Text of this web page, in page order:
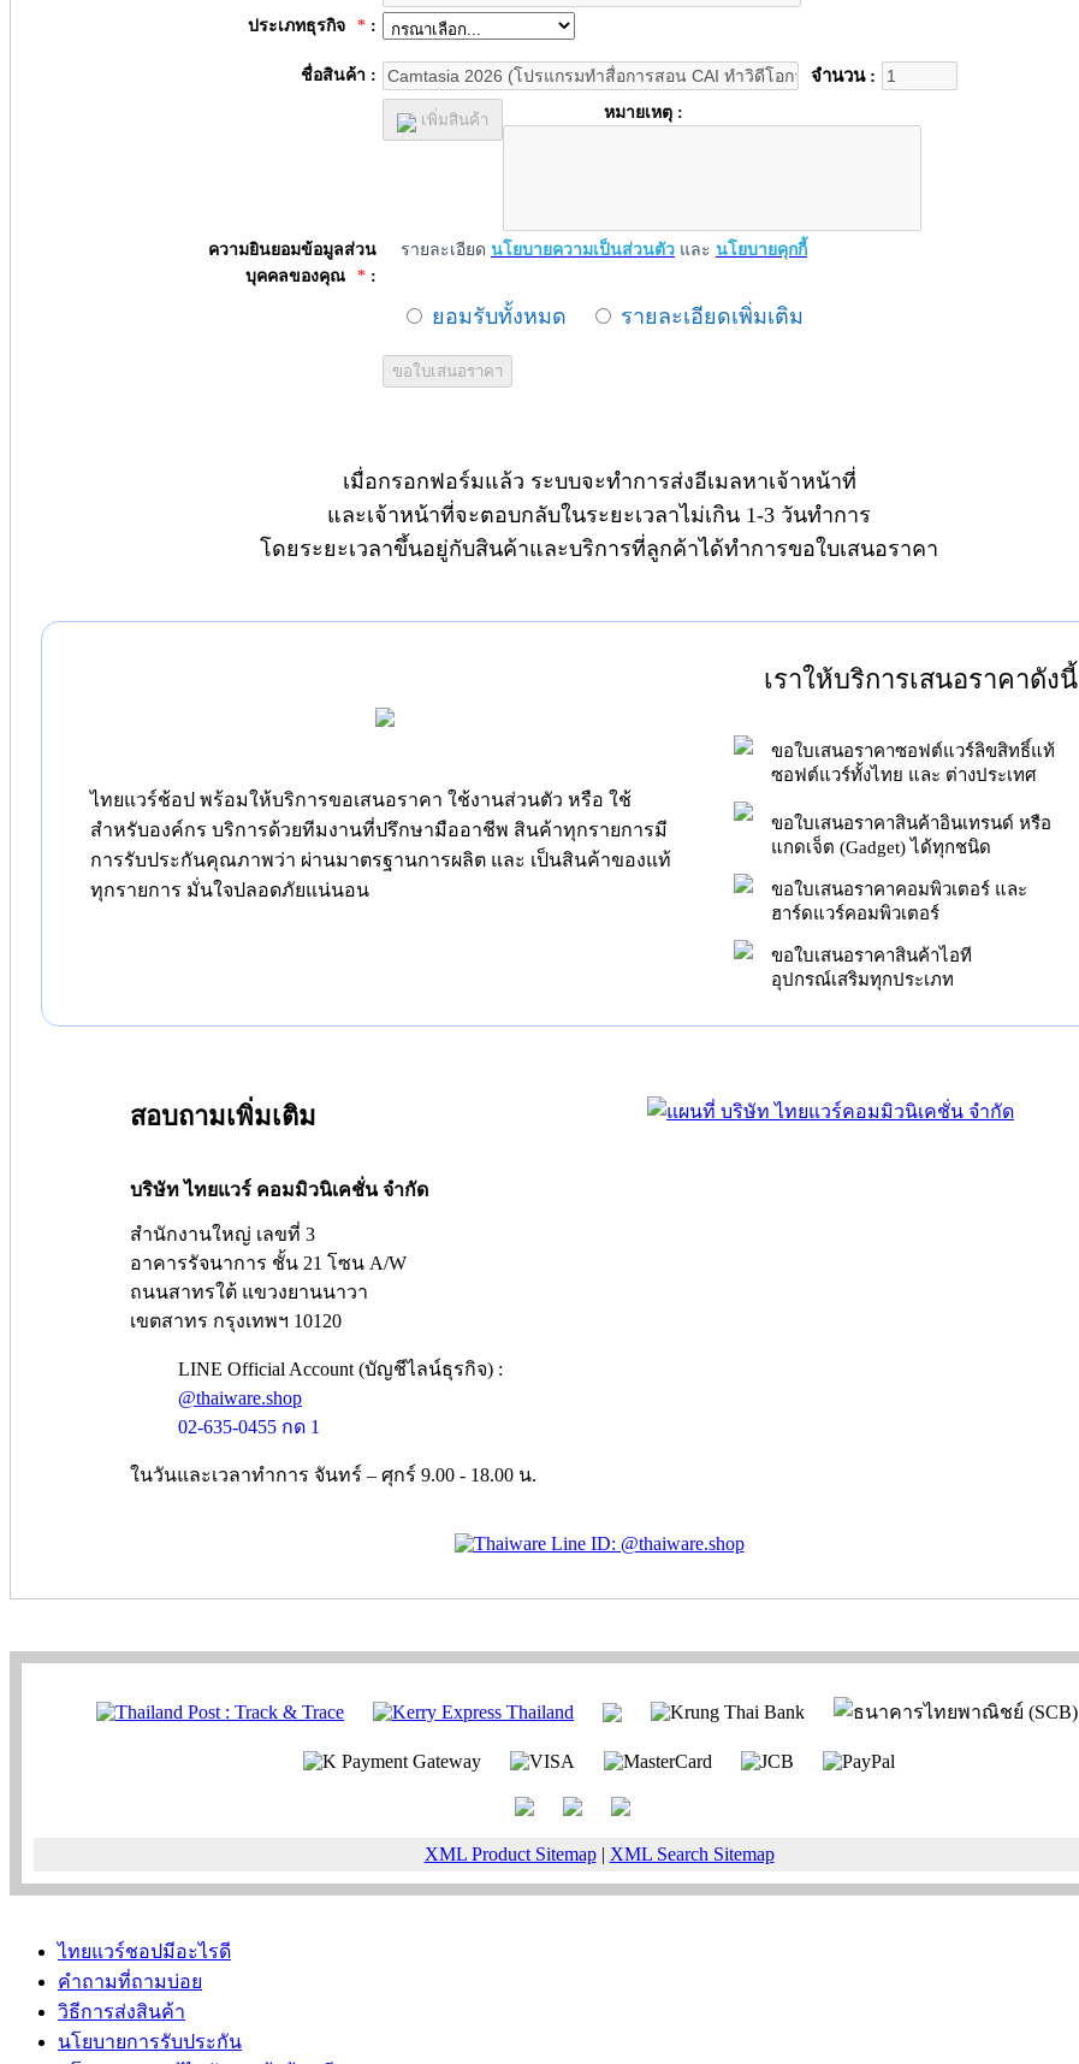
ประเภทธุรกิจ * :
ชื่อสินค้า : จำนวน :
เพิ่มสินค้า หมายเหตุ :
ความยินยอมข้อมูลส่วน
บุคคลของคุณ
* :
รายละเอียด นโยบายความเป็นส่วนตัว และ นโยบายคุกกี้
ยอมรับทั้งหมด รายละเอียดเพิ่มเติม
เมื่อกรอกฟอร์มแล้ว ระบบจะทำการส่งอีเมลหาเจ้าหน้าที่
และเจ้าหน้าที่จะตอบกลับในระยะเวลาไม่เกิน 1-3 วันทำการ
โดยระยะเวลาขึ้นอยู่กับสินค้าและบริการที่ลูกค้าได้ทำการขอใบเสนอราคา
ไทยแวร์ช้อป พร้อมให้บริการขอเสนอราคา ใช้งานส่วนตัว หรือ ใช้
สำหรับองค์กร บริการด้วยทีมงานที่ปรึกษามืออาชีพ สินค้าทุกรายการมี
การรับประกันคุณภาพว่า ผ่านมาตรฐานการผลิต และ เป็นสินค้าของแท้
ทุกรายการ มั่นใจปลอดภัยแน่นอน
เราให้บริการเสนอราคาดังนี้
ขอใบเสนอราคาซอฟต์แวร์ลิขสิทธิ์แท้
ซอฟต์แวร์ทั้งไทย และ ต่างประเทศ
ขอใบเสนอราคาสินค้าอินเทรนด์ หรือ
แกดเจ็ต (Gadget) ได้ทุกชนิด
ขอใบเสนอราคาคอมพิวเตอร์ และ
ฮาร์ดแวร์คอมพิวเตอร์
ขอใบเสนอราคาสินค้าไอที
อุปกรณ์เสริมทุกประเภท
สอบถามเพิ่มเติม
บริษัท ไทยแวร์ คอมมิวนิเคชั่น จำกัด
สำนักงานใหญ่ เลขที่ 3
อาคารรัจนาการ ชั้น 21 โซน A/W
ถนนสาทรใต้ แขวงยานนาวา
เขตสาทร กรุงเทพฯ 10120
LINE Official Account (บัญชีไลน์ธุรกิจ) :
@thaiware.shop
02-635-0455 กด 1
ในวันและเวลาทำการ จันทร์ – ศุกร์ 9.00 - 18.00 น.
XML Product Sitemap| XML Search Sitemap
ไทยแวร์ชอปมีอะไรดี
คำถามที่ถามบ่อย
วิธีการส่งสินค้า
นโยบายการรับประกัน